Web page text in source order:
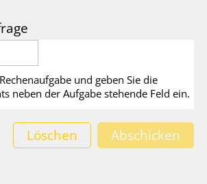
und geben Sie die
neben der Aufgabe stehende Feld ein.
Löschen Abschicken